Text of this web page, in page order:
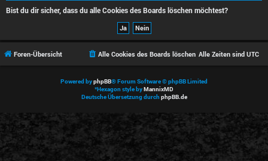
Bist du dir sicher, dass du alle Cookies des Boards löschen möchtest?
Foren-Übersicht Alle Zeiten sind UTC
Alle Cookies des Boards löschen
Powered byphpBB® Forum Software © phpBB Limited
*Hexagon style byMannixMD
Deutsche Übersetzung durchphpBB.de